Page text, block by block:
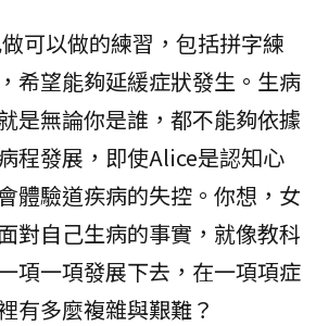
可以做的練習，包括拼字練
希望能夠延緩症狀發生。生病
是無論你是誰，都不能夠依據
程發展，即使Alice是認知心
體驗道疾病的失控。你想，女
對自己生病的事實，就像教科
項一項發展下去，在一項項症
有多麼複雜與艱難？